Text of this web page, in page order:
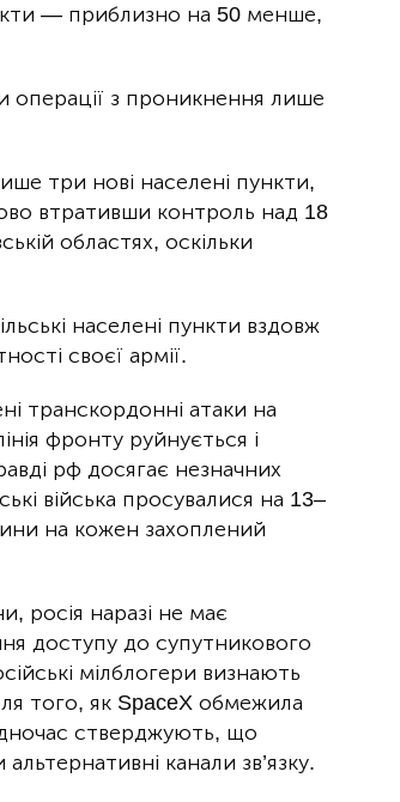
— приблизно на 50 менше,
операції з проникнення лише
три нові населені пункти,
втративши контроль над 18
областях, оскільки
населені пункти вздовж
своєї армії.
транскордонні атаки на
фронту руйнується і
рф досягає незначних
війська просувалися на 13–
на кожен захоплений
росія наразі не має
доступу до супутникового
мілблогери визнають
того, як SpaceX обмежила
стверджують, що
канали зв’язку.